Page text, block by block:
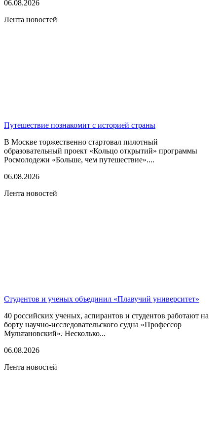
06.08.2026
Лента новостей
Путешествие познакомит с историей страны
В Москве торжественно стартовал пилотный
образовательный проект «Кольцо открытий» программы
Росмолодежи «Больше, чем путешествие»....
06.08.2026
Лента новостей
Студентов и ученых объединил «Плавучий университет»
40 российских ученых, аспирантов и студентов работают на
борту научно-исследовательского судна «Профессор
Мультановский». Несколько...
06.08.2026
Лента новостей